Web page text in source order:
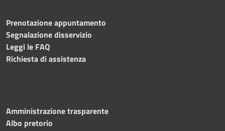
Prenotazione appuntamento
Segnalazione disservizio
Leggi le FAQ
Richiesta di assistenza
Amministrazione trasparente
Albo pretorio